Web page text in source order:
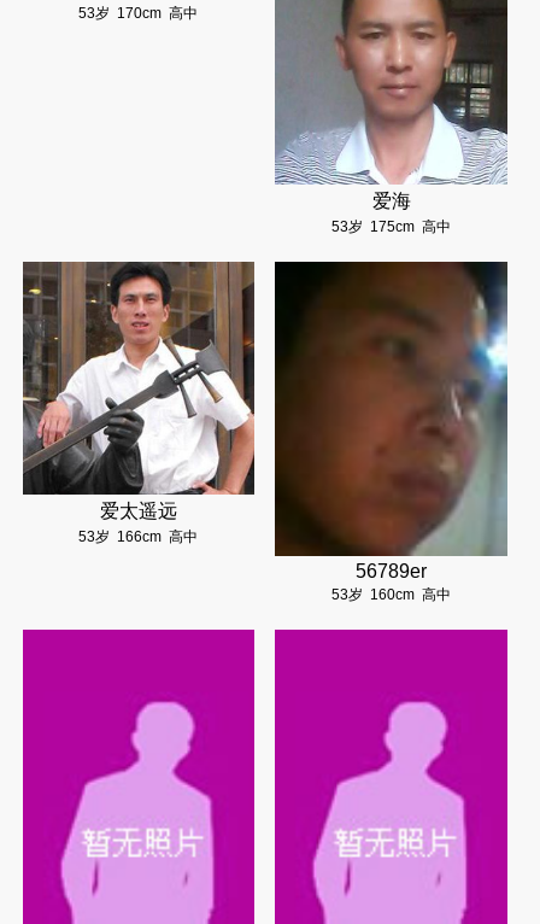
53岁 170cm 高中
爱海
53岁 175cm 高中
爱太遥远
53岁 166cm 高中
56789er
53岁 160cm 高中